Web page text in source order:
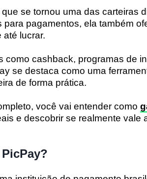
se tornou uma das carteiras
para pagamentos, ela também
até lucrar.
como cashback, programas de
se destaca como uma
de forma prática.
você vai entender como
e descobrir se realmente vale